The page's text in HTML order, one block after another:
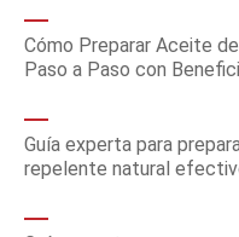
Cómo Preparar Aceite
Paso a Paso con
Guía experta para
repelente natural